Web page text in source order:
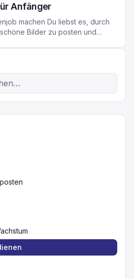
Anfänger
machen Du liebst es, durch
Bilder zu posten und
von grossen Influencern gehört,
und denkst, das sei für dich